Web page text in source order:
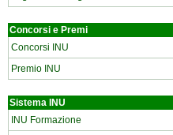
Concorsi e Premi
Concorsi INU
Premio INU
Sistema INU
INU Formazione